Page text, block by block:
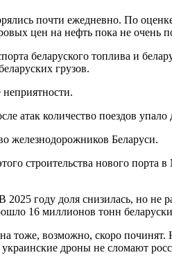
почти ежедневно. По
цен на нефть пока не очень
беларуского топлива и
грузов.
атак количество поездов упало
железнодорожников Беларуси.
строительства нового порта
году доля снизилась, но не
16 миллионов тонн
тоже, возможно, скоро
дроны не сломают